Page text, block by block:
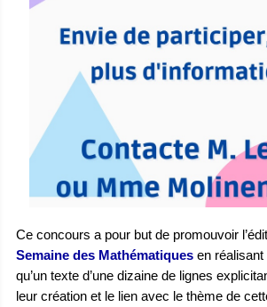
Ce concours a pour but de promouvoir
Semaine des Mathématiques en
qu’un texte d’une dizaine de lignes
leur création et le lien avec le thème de